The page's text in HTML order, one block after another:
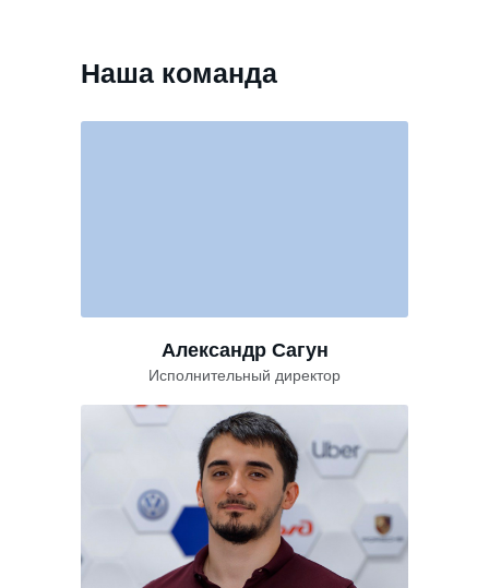
Наша команда
Александр Сагун
Исполнительный директор